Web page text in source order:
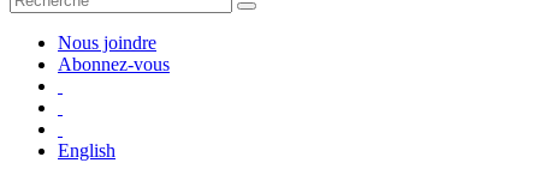
Nous joindre
Abonnez-vous
English